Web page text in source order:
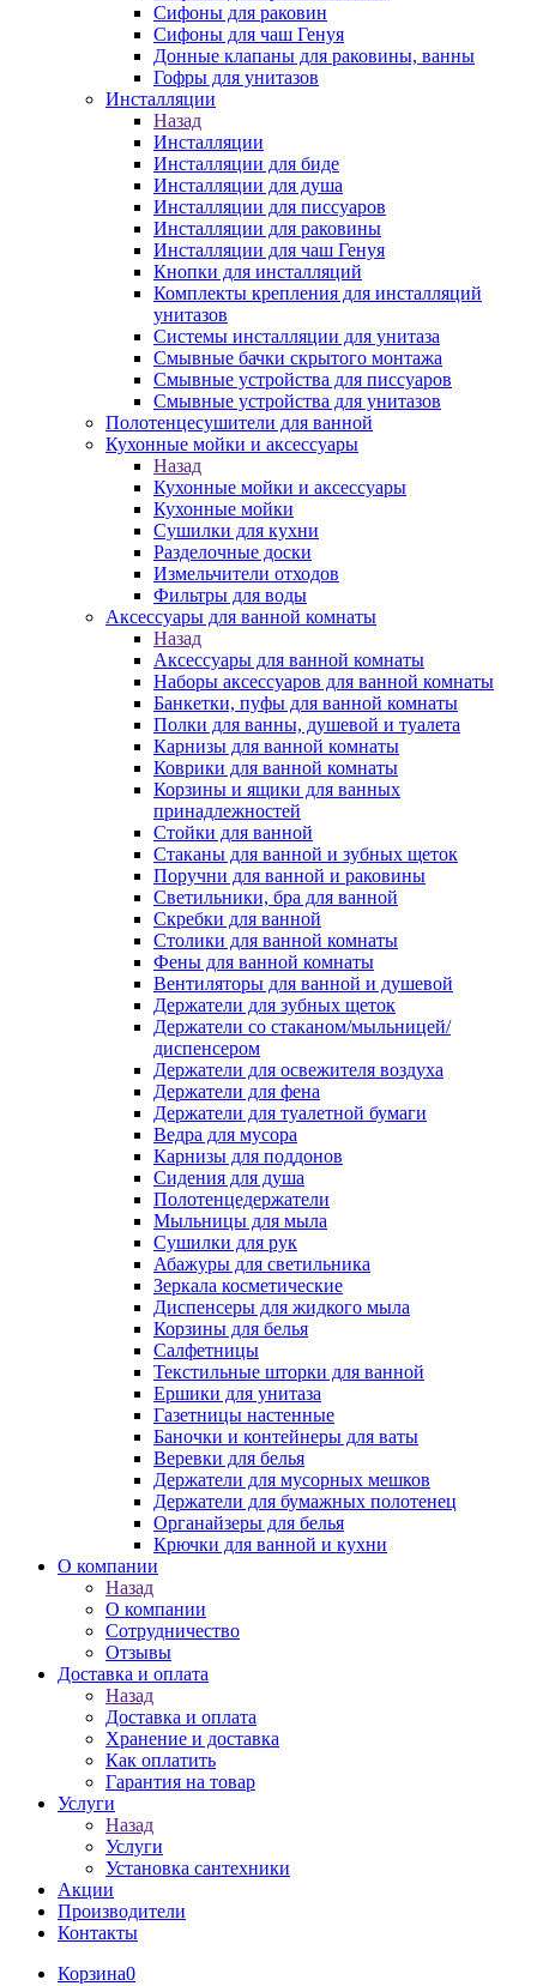
Сифоны для раковин
Сифоны для чаш Генуя
Донные клапаны для раковины, ванны
Гофры для унитазов
Инсталляции
Назад
Инсталляции
Инсталляции для биде
Инсталляции для душа
Инсталляции для писсуаров
Инсталляции для раковины
Инсталляции для чаш Генуя
Кнопки для инсталляций
Комплекты крепления для инсталляций
унитазов
Системы инсталляции для унитаза
Смывные бачки скрытого монтажа
Смывные устройства для писсуаров
Смывные устройства для унитазов
Полотенцесушители для ванной
Кухонные мойки и аксессуары
Назад
Кухонные мойки и аксессуары
Кухонные мойки
Сушилки для кухни
Разделочные доски
Измельчители отходов
Фильтры для воды
Аксессуары для ванной комнаты
Назад
Аксессуары для ванной комнаты
Наборы аксессуаров для ванной комнаты
Банкетки, пуфы для ванной комнаты
Полки для ванны, душевой и туалета
Карнизы для ванной комнаты
Коврики для ванной комнаты
Корзины и ящики для ванных
принадлежностей
Стойки для ванной
Стаканы для ванной и зубных щеток
Поручни для ванной и раковины
Светильники, бра для ванной
Скребки для ванной
Столики для ванной комнаты
Фены для ванной комнаты
Вентиляторы для ванной и душевой
Держатели для зубных щеток
Держатели со стаканом/мыльницей/
диспенсером
Держатели для освежителя воздуха
Держатели для фена
Держатели для туалетной бумаги
Ведра для мусора
Карнизы для поддонов
Сидения для душа
Полотенцедержатели
Мыльницы для мыла
Сушилки для рук
Абажуры для светильника
Зеркала косметические
Диспенсеры для жидкого мыла
Корзины для белья
Салфетницы
Текстильные шторки для ванной
Ершики для унитаза
Газетницы настенные
Баночки и контейнеры для ваты
Веревки для белья
Держатели для мусорных мешков
Держатели для бумажных полотенец
Органайзеры для белья
Крючки для ванной и кухни
О компании
Назад
О компании
Сотрудничество
Отзывы
Доставка и оплата
Назад
Доставка и оплата
Хранение и доставка
Как оплатить
Гарантия на товар
Услуги
Назад
Услуги
Установка сантехники
Акции
Производители
Контакты
Корзина0